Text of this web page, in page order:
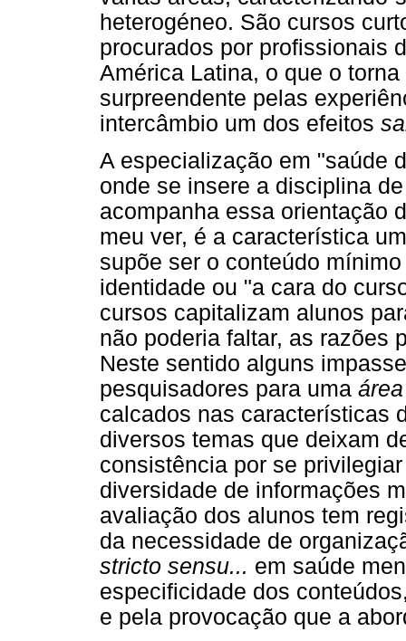
heterogéneo. São cursos
procurados por profissionais
América Latina, o que o
surpreendente pelas
intercâmbio um dos efeitos
A especialização em "saúde
onde se insere a disciplina
acompanha essa orientação
meu ver, é a característica
supõe ser o conteúdo
identidade ou "a cara do
cursos capitalizam alunos
não poderia faltar, as razões
Neste sentido alguns
pesquisadores para uma área
calcados nas características
diversos temas que deixam
consistência por se
diversidade de informações
avaliação dos alunos tem
da necessidade de
stricto sensu... em saúde
especificidade dos
e pela provocação que a